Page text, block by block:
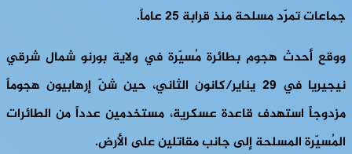
جماعات تمرّد مسلحة منذ قرابة 25 عاماً.
ووقع أحدث هجوم بطائرة مُسيّرة في ولاية بورنو شمال شرقي
نيجيريا في 29 يناير/كانون الثاني، حين شنّ إرهابيون هجوماً
مزدوجاً استهدف قاعدة عسكرية، مستخدمين عدداً من الطائرات
المُسيّرة المسلحة إلى جانب مقاتلين على الأرض.